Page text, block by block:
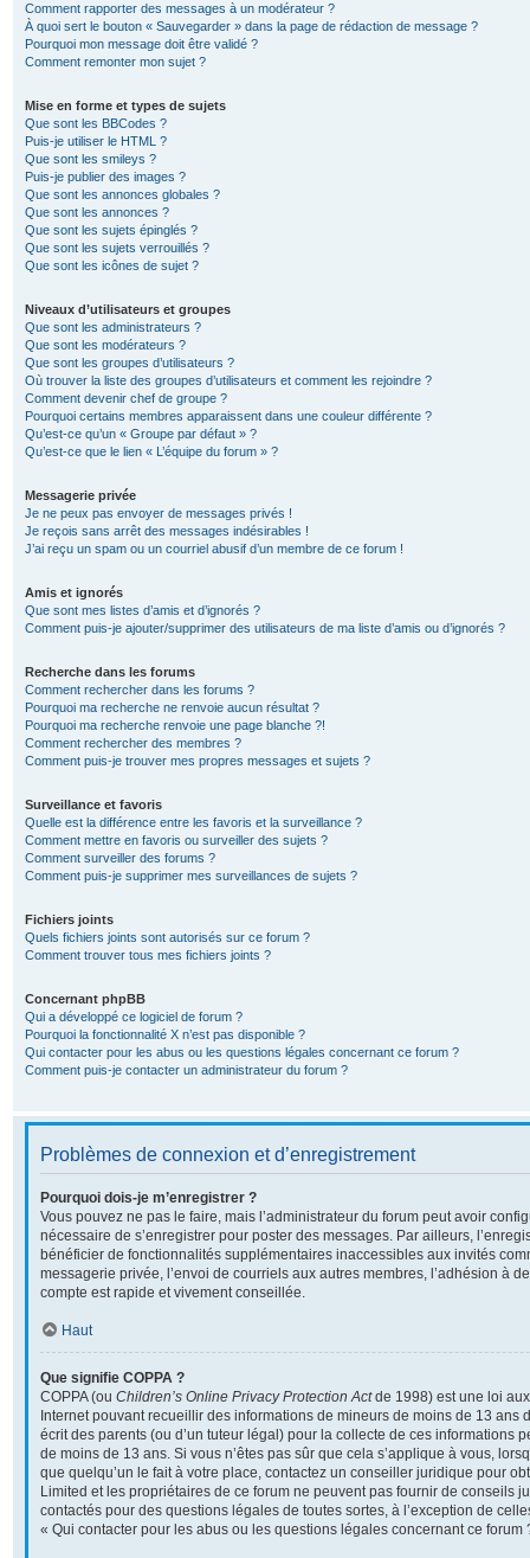
Comment rapporter des messages à un modérateur ?
À quoi sert le bouton « Sauvegarder » dans la page de rédaction de message ?
Pourquoi mon message doit être validé ?
Comment remonter mon sujet ?
Mise en forme et types de sujets
Que sont les BBCodes ?
Puis-je utiliser le HTML ?
Que sont les smileys ?
Puis-je publier des images ?
Que sont les annonces globales ?
Que sont les annonces ?
Que sont les sujets épinglés ?
Que sont les sujets verrouillés ?
Que sont les icônes de sujet ?
Niveaux d’utilisateurs et groupes
Que sont les administrateurs ?
Que sont les modérateurs ?
Que sont les groupes d’utilisateurs ?
Où trouver la liste des groupes d’utilisateurs et comment les rejoindre ?
Comment devenir chef de groupe ?
Pourquoi certains membres apparaissent dans une couleur différente ?
Qu’est-ce qu’un « Groupe par défaut » ?
Qu’est-ce que le lien « L’équipe du forum » ?
Messagerie privée
Je ne peux pas envoyer de messages privés !
Je reçois sans arrêt des messages indésirables !
J’ai reçu un spam ou un courriel abusif d’un membre de ce forum !
Amis et ignorés
Que sont mes listes d’amis et d’ignorés ?
Comment puis-je ajouter/supprimer des utilisateurs de ma liste d’amis ou d’ignorés ?
Recherche dans les forums
Comment rechercher dans les forums ?
Pourquoi ma recherche ne renvoie aucun résultat ?
Pourquoi ma recherche renvoie une page blanche ?!
Comment rechercher des membres ?
Comment puis-je trouver mes propres messages et sujets ?
Surveillance et favoris
Quelle est la différence entre les favoris et la surveillance ?
Comment mettre en favoris ou surveiller des sujets ?
Comment surveiller des forums ?
Comment puis-je supprimer mes surveillances de sujets ?
Fichiers joints
Quels fichiers joints sont autorisés sur ce forum ?
Comment trouver tous mes fichiers joints ?
Concernant phpBB
Qui a développé ce logiciel de forum ?
Pourquoi la fonctionnalité X n’est pas disponible ?
Qui contacter pour les abus ou les questions légales concernant ce forum ?
Comment puis-je contacter un administrateur du forum ?
Problèmes de connexion et d’enregistrement
Pourquoi dois-je m’enregistrer ?
Vous pouvez ne pas le faire, mais l’administrateur du forum peut avoir
nécessaire de s’enregistrer pour poster des messages. Par ailleurs,
bénéficier de fonctionnalités supplémentaires inaccessibles aux invités
messagerie privée, l’envoi de courriels aux autres membres, l’adhésion à
compte est rapide et vivement conseillée.
Haut
Que signifie COPPA ?
COPPA (ou Children’s Online Privacy Protection Actde 1998) est une loi
Internet pouvant recueillir des informations de mineurs de moins de 13 ans
écrit des parents (ou d’un tuteur légal) pour la collecte de ces informations
de moins de 13 ans. Si vous n’êtes pas sûr que cela s’applique à vous,
que quelqu’un le fait à votre place, contactez un conseiller juridique pour
Limited et les propriétaires de ce forum ne peuvent pas fournir de conseils
contactés pour des questions légales de toutes sortes, à l’exception de
« Qui contacter pour les abus ou les questions légales concernant ce forum